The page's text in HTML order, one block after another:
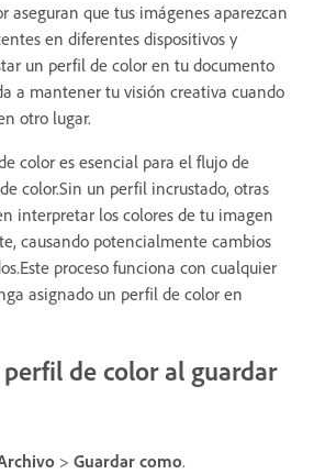
aseguran que tus imágenes aparezcan
en diferentes dispositivos y
un perfil de color en tu documento
a mantener tu visión creativa cuando
otro lugar.
color es esencial para el flujo de
color.Sin un perfil incrustado, otras
interpretar los colores de tu imagen
causando potencialmente cambios
proceso funciona con cualquier
asignado un perfil de color en
de color al guardar
> Guardar como.